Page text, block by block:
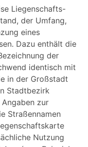
Liegenschafts-
der Umfang,
eines
Dazu enthält die
der
identisch mit
in der Großstadt
Stadtbezirk
zur
Straßennamen
Nutzung